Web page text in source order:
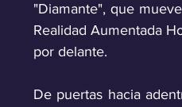
"Diamante", que
Realidad Aumentada
por delante.
De puertas hacia